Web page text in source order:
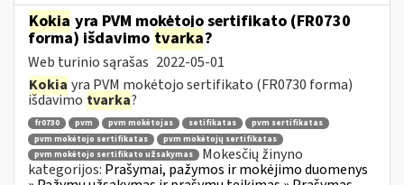
Kokia yra PVM mokėtojo sertifikato (FR0730
forma) išdavimo tvarka?
Web turinio sąrašas 2022-05-01
Kokia yra PVM mokėtojo sertifikato (FR0730 forma)
išdavimo tvarka?
fr0730 pvm pvm mokėtojas setifikatas
pvm sertifikatas
pvm mokėtojo sertifikatas
pvm mokėtojų sertifikatas
pvm mokėtojo sertifikato užsakymas
Mokesčių žinyno
kategorijos: Prašymai, pažymos ir mokėjimo duomenys